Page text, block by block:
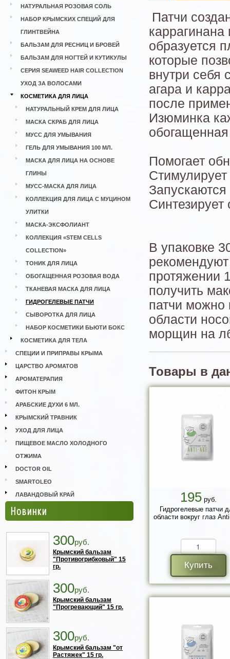
НАТУРАЛЬНАЯ РОЗОВАЯ СОЛЬ
НАБОР КРЫМСКИХ СПЕЦИЙ ДЛЯ
ГЛИНТВЕЙНА
БАЛЬЗАМ ДЛЯ РЕСНИЦ И БРОВЕЙ
БАЛЬЗАМ ДЛЯ НОГТЕЙ И КУТИКУЛЫ
СЕРИЯ SEAWEED HAIR COLLECTION
УХОД ЗА ВОЛОСАМИ
КОСМЕТИКА ДЛЯ ЛИЦА
НАТУРАЛЬНЫЙ КРЕМ ДЛЯ ЛИЦА
МАСКА СКРАБ ДЛЯ ЛИЦА
МУСС ДЛЯ УМЫВАНИЯ
ГЕЛЬ ДЛЯ УМЫВАНИЯ 100 МЛ.
МАСКА ДЛЯ ЛИЦА НА ОСНОВЕ
ГЛИНЫ
МУСС-МАСКА ДЛЯ ЛИЦА
КОЛЛЕКЦИЯ ДЛЯ ЛИЦА С МУЦИНОМ
УЛИТКИ
МАСКА-ЭКСФОЛИАНТ
КОЛЛЕКЦИЯ «STEM CELLS
COLLECTION»
ТОНИК ДЛЯ ЛИЦА
ОБОГАЩЕННАЯ РОЗОВАЯ ВОДА
ТКАНЕВАЯ МАСКА ДЛЯ ЛИЦА
ГИДРОГЕЛЕВЫЕ ПАТЧИ
СЫВОРОТКА ДЛЯ ЛИЦА
НАБОР КОСМЕТИКИ БЬЮТИ БОКС
КОСМЕТИКА ДЛЯ ТЕЛА
СПЕЦИИ И ПРИПРАВЫ КРЫМА
ЦАРСТВО АРОМАТОВ
АРОМАТЕРАПИЯ
ФИТОН КРЫМ
АРАБСКИЕ ДУХИ 6 МЛ.
КРЫМСКИЙ ТРАВНИК
УХОД ДЛЯ ЛИЦА
ПИЩЕВОЕ МАСЛО ХОЛОДНОГО
ОТЖИМА
DOCTOR OIL
SMARTOLEO
ЛАВАНДОВЫЙ КРАЙ
Новинки
300руб.
Крымский бальзам
"Противогрибковый" 15
гр.
300руб.
Крымский бальзам
"Прогревающий" 15 гр.
300руб.
Крымский бальзам "от
Растяжек" 15 гр.
Патчи
образуется
которые
внутри себя
агара и
после
Изюминка
Помогает
Запускаются
В упаковке
протяжении
получить
патчи можно
области
морщин на
Товары в
195руб.
Гидрогелевые патчи
области вокруг глаз
Купить